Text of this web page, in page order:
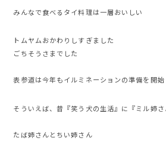
みんなで食べるタイ料理は一層おいしい
トムヤムおかわりしすぎました
ごちそうさまでした
表参道は今年もイルミネーションの準備を開始
そういえば、昔『笑う犬の生活』に『ミル姉
たば姉さんとちい姉さん